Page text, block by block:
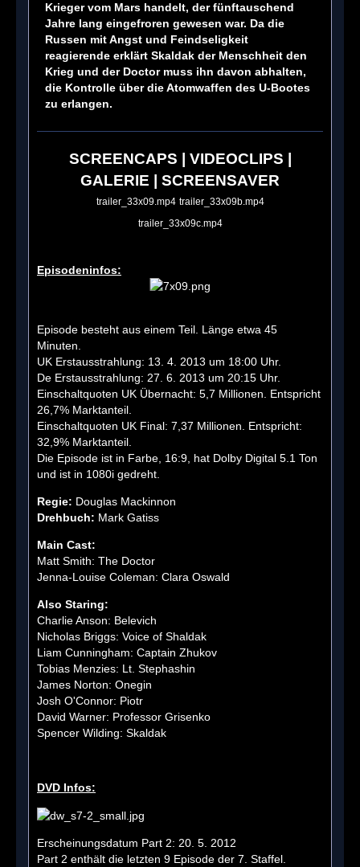
Krieger vom Mars handelt, der fünftauschend
Jahre lang eingefroren gewesen war. Da die
Russen mit Angst und Feindseligkeit
reagierende erklärt Skaldak der Menschheit den
Krieg und der Doctor muss ihn davon abhalten,
die Kontrolle über die Atomwaffen des U-Bootes
zu erlangen.
SCREENCAPS VIDEOCLIPS
GALERIE
SCREENSAVER
trailer_33x09.mp4 trailer_33x09b.mp4
trailer_33x09c.mp4
Episodeninfos:
Episode besteht aus einem Teil. Länge etwa 45
Minuten.
UK Erstausstrahlung: 13. 4. 2013 um 18:00 Uhr.
De Erstausstrahlung: 27. 6. 2013 um 20:15 Uhr.
Einschaltquoten UK Übernacht: 5,7 Millionen. Entspricht
26,7% Marktanteil.
Einschaltquoten UK Final: 7,37 Millionen. Entspricht:
32,9% Marktanteil.
Die Episode ist in Farbe, 16:9, hat Dolby Digital 5.1 Ton
und ist in 1080i gedreht.
Regie: Douglas Mackinnon
Drehbuch: Mark Gatiss
Main Cast:
Matt Smith: The Doctor
Jenna-Louise Coleman: Clara Oswald
Also Staring:
Charlie Anson: Belevich
Nicholas Briggs: Voice of Shaldak
Liam Cunningham: Captain Zhukov
Tobias Menzies: Lt. Stephashin
James Norton: Onegin
Josh O'Connor: Piotr
David Warner: Professor Grisenko
Spencer Wilding: Skaldak
DVD Infos:
Erscheinungsdatum Part 2: 20. 5. 2012
Part 2 enthält die letzten 9 Episode der 7. Staffel.